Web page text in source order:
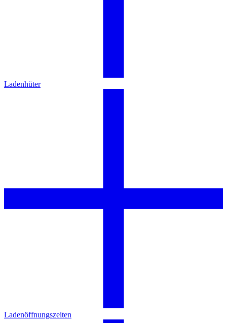
Ladenhüter
Ladenöffnungszeiten